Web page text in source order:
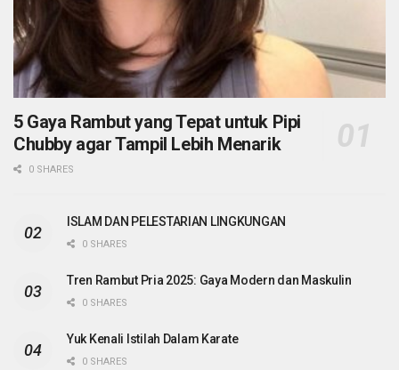
5 Gaya Rambut yang Tepat untuk Pipi
Chubby agar Tampil Lebih Menarik
0 SHARES
ISLAM DAN PELESTARIAN LINGKUNGAN
0 SHARES
Tren Rambut Pria 2025: Gaya Modern dan Maskulin
0 SHARES
Yuk Kenali Istilah Dalam Karate
0 SHARES